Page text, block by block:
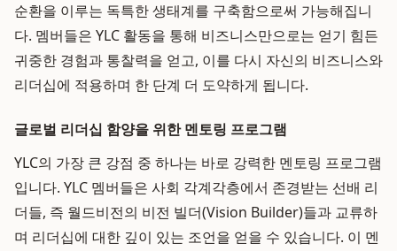
순환을 이루는 독특한 생태계를 구축함으로써 가능해집니
다. 멤버들은 YLC 활동을 통해 비즈니스만으로는 얻기 힘든
귀중한 경험과 통찰력을 얻고, 이를 다시 자신의 비즈니스와
리더십에 적용하며 한 단계 더 도약하게 됩니다.
글로벌 리더십 함양을 위한 멘토링 프로그램
YLC의 가장 큰 강점 중 하나는 바로 강력한 멘토링 프로그램
입니다. YLC 멤버들은 사회 각계각층에서 존경받는 선배 리
더들, 즉 월드비전의 비전 빌더(Vision Builder)들과 교류하
며 리더십에 대한 깊이 있는 조언을 얻을 수 있습니다. 이 멘